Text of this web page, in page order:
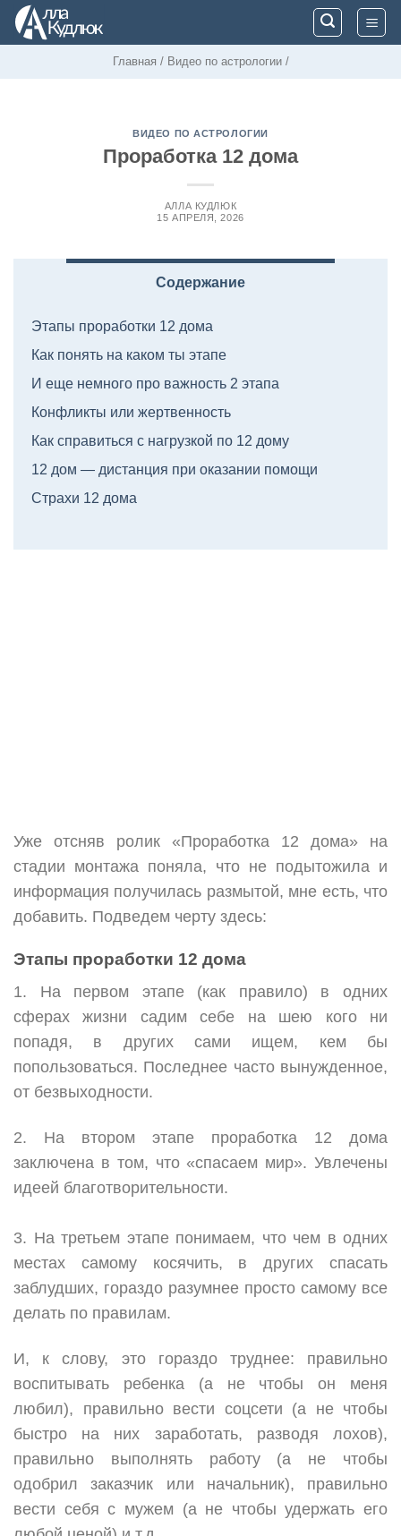
Skip
Главная / Видео по астрологии /
ВИДЕО ПО АСТРОЛОГИИ
Проработка 12 дома
АЛЛА КУДЛЮК
15 АПРЕЛЯ, 2026
Содержание
Этапы проработки 12 дома
Как понять на каком ты этапе
И еще немного про важность 2 этапа
Конфликты или жертвенность
Как справиться с нагрузкой по 12 дому
12 дом — дистанция при оказании помощи
Страхи 12 дома
Уже отсняв ролик «Проработка 12 дома» на
стадии монтажа поняла, что не подытожила и
информация получилась размытой, мне есть, что
добавить. Подведем черту здесь:
Этапы проработки 12 дома
1. На первом этапе (как правило) в одних
сферах жизни садим себе на шею кого ни
попадя, в других сами ищем, кем бы
попользоваться. Последнее часто вынужденное,
от безвыходности.
2. На втором этапе проработка 12 дома
заключена в том, что «спасаем мир». Увлечены
идеей благотворительности.
3. На третьем этапе понимаем, что чем в одних
местах самому косячить, в других спасать
заблудших, гораздо разумнее просто самому все
делать по правилам.
И, к слову, это гораздо труднее: правильно
воспитывать ребенка (а не чтобы он меня
любил), правильно вести соцсети (а не чтобы
быстро на них заработать, разводя лохов),
правильно выполнять работу (а не чтобы
одобрил заказчик или начальник), правильно
вести себя с мужем (а не чтобы удержать его